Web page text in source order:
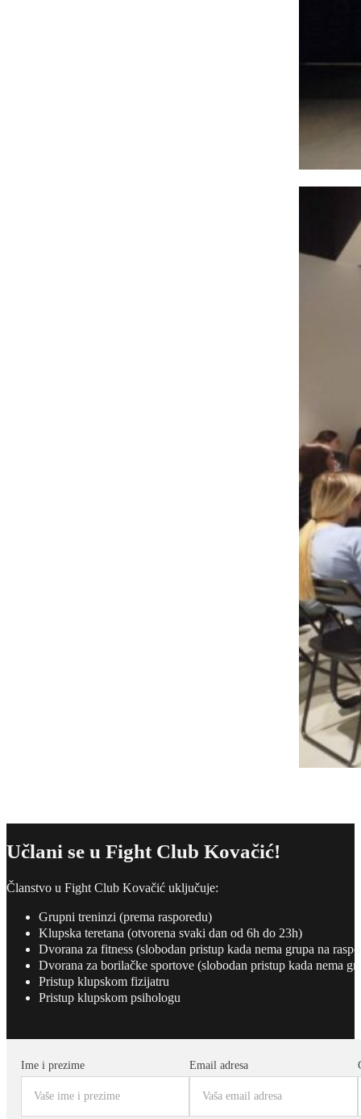
Učlani se u Fight Club Kovačić!
Članstvo u Fight Club Kovačić uključuje:
Grupni treninzi (prema rasporedu)
Klupska teretana (otvorena svaki dan od 6h do 23h)
Dvorana za fitness (slobodan pristup kada nema grupa na
Dvorana za borilačke sportove (slobodan pristup kada nema
Pristup klupskom fizijatru
Pristup klupskom psihologu
Ime i prezime Email adresa